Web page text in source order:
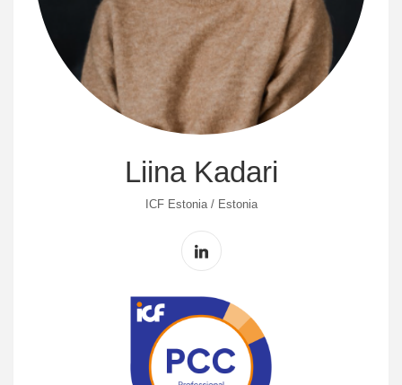
Liina Kadari
ICF Estonia / Estonia